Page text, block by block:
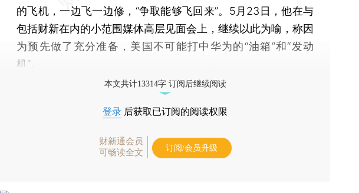
的飞机，一边飞一边修，“争取能够飞回来”。5月23日，他在与
包括财新在内的小范围媒体高层见面会上，继续以此为喻，称因
为预先做了充分准备，美国不可能打中华为的“油箱”和“发动
机”。
本文共计13314字 订阅后继续阅读
登录 后获取已订阅的阅读权限
财新通会员
可畅读全文
订阅/会员升级